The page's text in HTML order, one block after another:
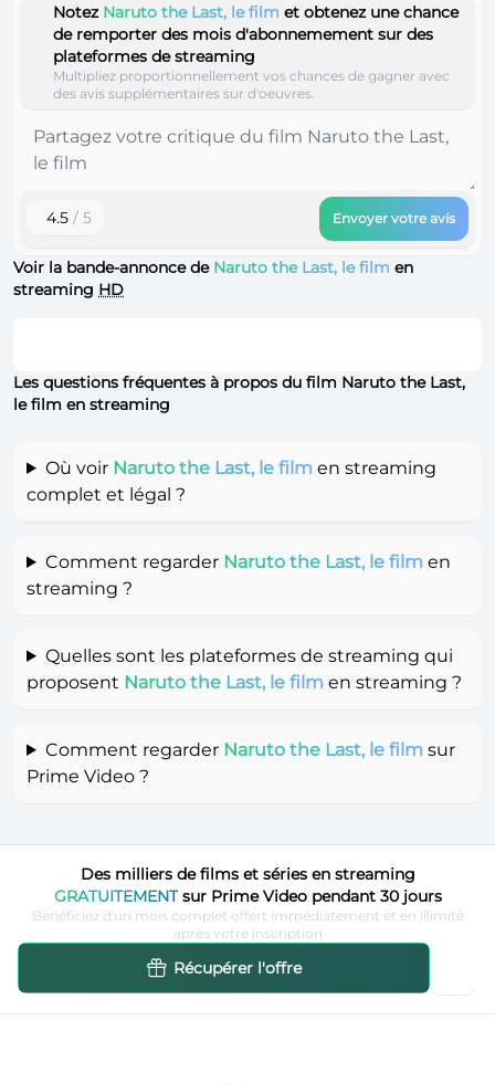
Notez Naruto the Last, le film et obtenez une chance
de remporter des mois d'abonnemement sur des
plateformes de streaming
Multipliez proportionnellement vos chances de gagner avec
des avis supplémentaires sur d'oeuvres.
4.5 / 5 Envoyer votre avis
Voir la bande-annonce de Naruto the Last, le film en
streaming HD
Les questions fréquentes à propos du film Naruto the Last,
le film en streaming
Où voir Naruto the Last, le film en streaming
complet et légal ?
Comment regarder Naruto the Last, le film en
streaming ?
Quelles sont les plateformes de streaming qui
proposent Naruto the Last, le film en streaming ?
Comment regarder Naruto the Last, le film sur
Prime Video ?
Des milliers de films et séries en streaming
GRATUITEMENTsur Prime Video pendant 30 jours
Bénéficiez d'un mois complet offert immédiatement et en illimité
après votre inscription
Récupérer l'offre